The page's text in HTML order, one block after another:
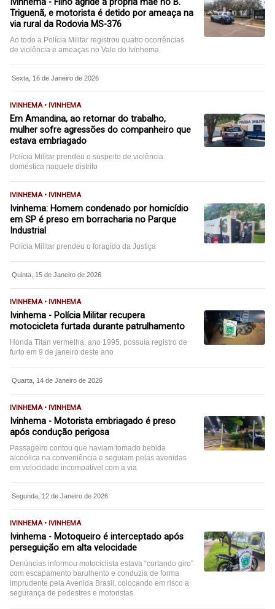
Ivinhema - Filho agride a própria mãe no B.
Triguenã, e motorista é detido por ameaça na
via rural da Rodovia MS-376
Ao todo a Polícia Militar registrou quatro ocorrências
de violência e ameaças no Vale do Ivinhema
Sexta, 16 de Janeiro de 2026
IVINHEMA • IVINHEMA
Em Amandina, ao retornar do trabalho,
mulher sofre agressões do companheiro que
estava embriagado
Polícia Militar prendeu o suspeito de violência
doméstica naquele distrito
IVINHEMA • IVINHEMA
Ivinhema: Homem condenado por homicídio
em SP é preso em borracharia no Parque
Industrial
Polícia Militar prendeu o foragido da Justiça
Quinta, 15 de Janeiro de 2026
IVINHEMA • IVINHEMA
Ivinhema - Polícia Militar recupera
motocicleta furtada durante patrulhamento
Honda Titan vermelha, ano 1995, possuía registro de
furto em 9 de janeiro deste ano
Quarta, 14 de Janeiro de 2026
IVINHEMA • IVINHEMA
Ivinhema - Motorista embriagado é preso
após condução perigosa
Passageiro contou que haviam tomado bebida
alcoólica na conveniência e seguiam pelas avenidas
em velocidade incompatível com a via
Segunda, 12 de Janeiro de 2026
IVINHEMA • IVINHEMA
Ivinhema - Motoqueiro é interceptado após
perseguição em alta velocidade
Denúncias informou motociclista estava “cortando giro”
com escapamento barulhento e conduzia de forma
imprudente pela Avenida Brasil, colocando em risco a
segurança de pedestres e motoristas